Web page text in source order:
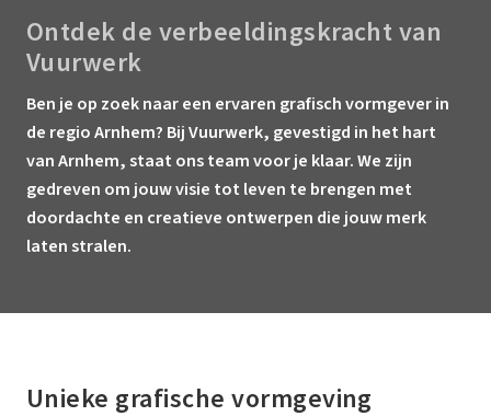
Ontdek de verbeeldingskracht van
Vuurwerk
Ben je op zoek naar een ervaren grafisch vormgever in
de regio Arnhem? Bij Vuurwerk, gevestigd in het hart
van Arnhem, staat ons team voor je klaar. We zijn
gedreven om jouw visie tot leven te brengen met
doordachte en creatieve ontwerpen die jouw merk
laten stralen.
Unieke grafische vormgeving